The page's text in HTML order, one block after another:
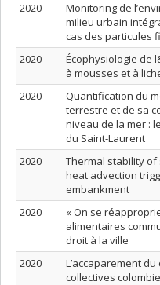
2020
Monitoring de
milieu urbain
cas des particules
2020
Écophysiologie de
à mousses et à
2020
Quantification du
terrestre et de sa
niveau de la mer :
du Saint-Laurent
2020
Thermal stability of
heat advection
embankment
2020
« On se
alimentaires
droit à la ville
2020
L’accaparement
collectives